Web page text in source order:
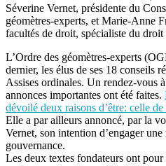
Séverine Vernet, présidente du
géomètres-experts, et Marie-Anne
facultés de droit, spécialiste du
L’Ordre des géomètres-experts
dernier, les élus de ses 18 conseils
Assises ordinales. Un rendez-vous
annonces importantes ont été faites.
dévoilé deux raisons d’être: celle
Elle a par ailleurs annoncé, par la
Vernet, son intention d’engager
gouvernance.
Les deux textes fondateurs ont